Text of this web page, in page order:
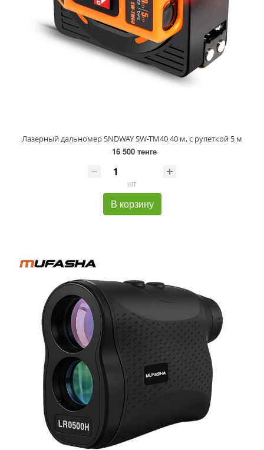
Лазерный дальномер SNDWAY SW-TM40 40 м, с рулеткой 5 м
16 500 тенге
шт
В корзину